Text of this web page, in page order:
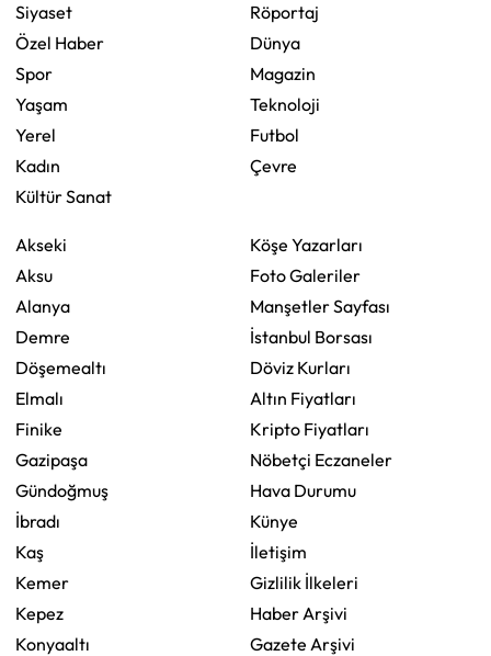
Siyaset
Özel Haber
Spor
Yaşam
Yerel
Kadın
Kültür Sanat
Röportaj
Dünya
Magazin
Teknoloji
Futbol
Çevre
Akseki
Aksu
Alanya
Demre
Döşemealtı
Elmalı
Finike
Gazipaşa
Gündoğmuş
İbradı
Kaş
Kemer
Kepez
Konyaaltı
Köşe Yazarları
Foto Galeriler
Manşetler Sayfası
İstanbul Borsası
Döviz Kurları
Altın Fiyatları
Kripto Fiyatları
Nöbetçi Eczaneler
Hava Durumu
Künye
İletişim
Gizlilik İlkeleri
Haber Arşivi
Gazete Arşivi